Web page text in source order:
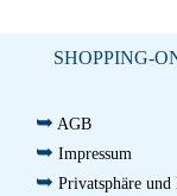
SHOPPING-
➥ AGB
➥ Impressum
➥ Privatsphäre und